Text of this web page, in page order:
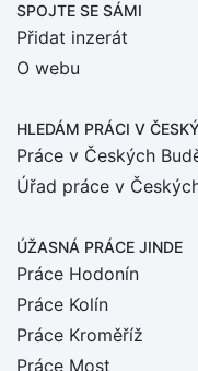
SPOJTE SE SÁMI
Přidat inzerát
O webu
HLEDÁM PRÁCI V
Práce v Českých
Úřad práce v
ÚŽASNÁ PRÁCE JINDE
Práce Hodonín
Práce Kolín
Práce Kroměříž
Práce Most